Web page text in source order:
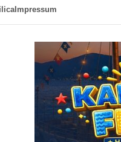
Impressum